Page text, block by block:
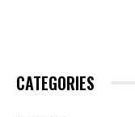
CATEGORIES